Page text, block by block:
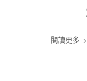
閱讀更多